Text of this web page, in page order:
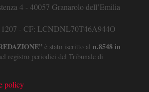
4 - 40057 Granarolo dell’Emilia
- CF: LCNDNL70T46A944O
è stato iscritto al n.8548 in
registro periodici del Tribunale di
policy